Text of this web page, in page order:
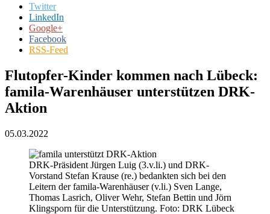
Twitter
LinkedIn
Google+
Facebook
RSS-Feed
Flutopfer-Kinder kommen nach Lübeck:
famila-Warenhäuser unterstützen DRK-
Aktion
05.03.2022
DRK-Präsident Jürgen Luig (3.v.li.) und DRK-
Vorstand Stefan Krause (re.) bedankten sich bei den
Leitern der famila-Warenhäuser (v.li.) Sven Lange,
Thomas Lasrich, Oliver Wehr, Stefan Bettin und Jörn
Klingsporn für die Unterstützung. Foto: DRK Lübeck